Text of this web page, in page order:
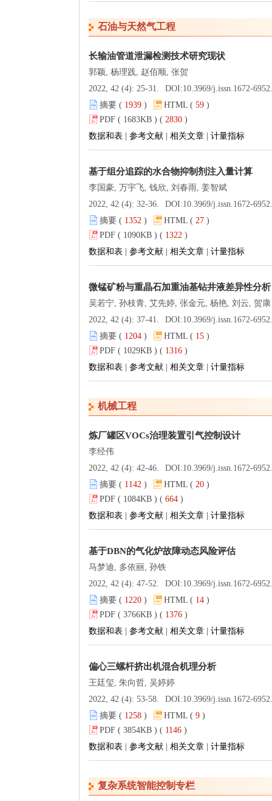
石油与天然气工程
长输油管道泄漏检测技术研究现状
郭颖, 杨理践, 赵佰顺, 张贺
2022, 42 (4): 25-31.
DOI:10.3969/j.issn.1672-
摘要 ( 1939 ) HTML ( 59 )
PDF ( 1683KB ) ( 2830 )
数据和表
参考文献 相关文章 计量指标
基于组分追踪的水合物抑制剂注入量计算
李国豪, 万宇飞, 钱欣, 刘春雨, 姜智斌
2022, 42 (4): 32-36.
DOI:10.3969/j.issn.1672-
摘要 ( 1352 ) HTML ( 27 )
PDF ( 1090KB ) ( 1322 )
数据和表
参考文献 相关文章 计量指标
微锰矿粉与重晶石加重油基钻井液差异性分析
吴若宁, 孙枝青, 艾先婷, 张金元, 杨艳, 刘云, 贺康
2022, 42 (4): 37-41.
DOI:10.3969/j.issn.1672-
摘要 ( 1204 ) HTML ( 15 )
PDF ( 1029KB ) ( 1316 )
数据和表
参考文献 相关文章 计量指标
机械工程
炼厂罐区VOCs治理装置引气控制设计
李经伟
2022, 42 (4): 42-46.
DOI:10.3969/j.issn.1672-
摘要 ( 1142 ) HTML ( 20 )
PDF ( 1084KB ) ( 664 )
数据和表
参考文献 相关文章 计量指标
基于DBN的气化炉故障动态风险评估
马梦迪, 多依丽, 孙铁
2022, 42 (4): 47-52.
DOI:10.3969/j.issn.1672-
摘要 ( 1220 ) HTML ( 14 )
PDF ( 3766KB ) ( 1376 )
数据和表
参考文献 相关文章 计量指标
偏心三螺杆挤出机混合机理分析
王廷玺, 朱向哲, 吴婷婷
2022, 42 (4): 53-58.
DOI:10.3969/j.issn.1672-
摘要 ( 1258 ) HTML ( 9 )
PDF ( 3854KB ) ( 1146 )
数据和表
参考文献 相关文章 计量指标
复杂系统智能控制专栏